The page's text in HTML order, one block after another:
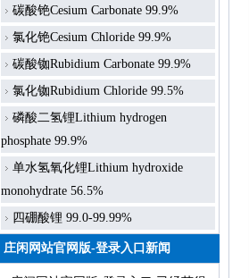
碳酸铯Cesium Carbonate 99.9%
氯化铯Cesium Chloride 99.9%
碳酸铷Rubidium Carbonate 99.9%
氯化铷Rubidium Chloride 99.5%
磷酸二氢锂Lithium hydrogen
phosphate 99.9%
单水氢氧化锂Lithium hydroxide
monohydrate 56.5%
四硼酸锂 99.0-99.99%
庄闲网站官网版-登录入口新闻